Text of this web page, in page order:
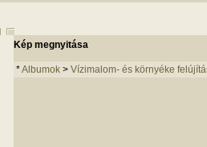
Kép megnyitása
*Albumok > Vízimalom- és környéke